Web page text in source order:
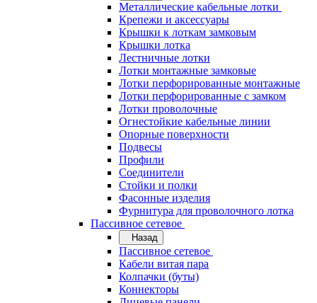
Металлические кабельные лотки
Крепежи и аксессуары
Крышки к лоткам замковым
Крышки лотка
Лестничные лотки
Лотки монтажные замковые
Лотки перфорированные монтажные
Лотки перфорированные с замком
Лотки проволочные
Огнестойкие кабельные линии
Опорные поверхности
Подвесы
Профили
Соединители
Стойки и полки
Фасонные изделия
Фурнитура для проволочного лотка
Пассивное сетевое
Назад
Пассивное сетевое
Кабели витая пара
Колпачки (буты)
Коннекторы